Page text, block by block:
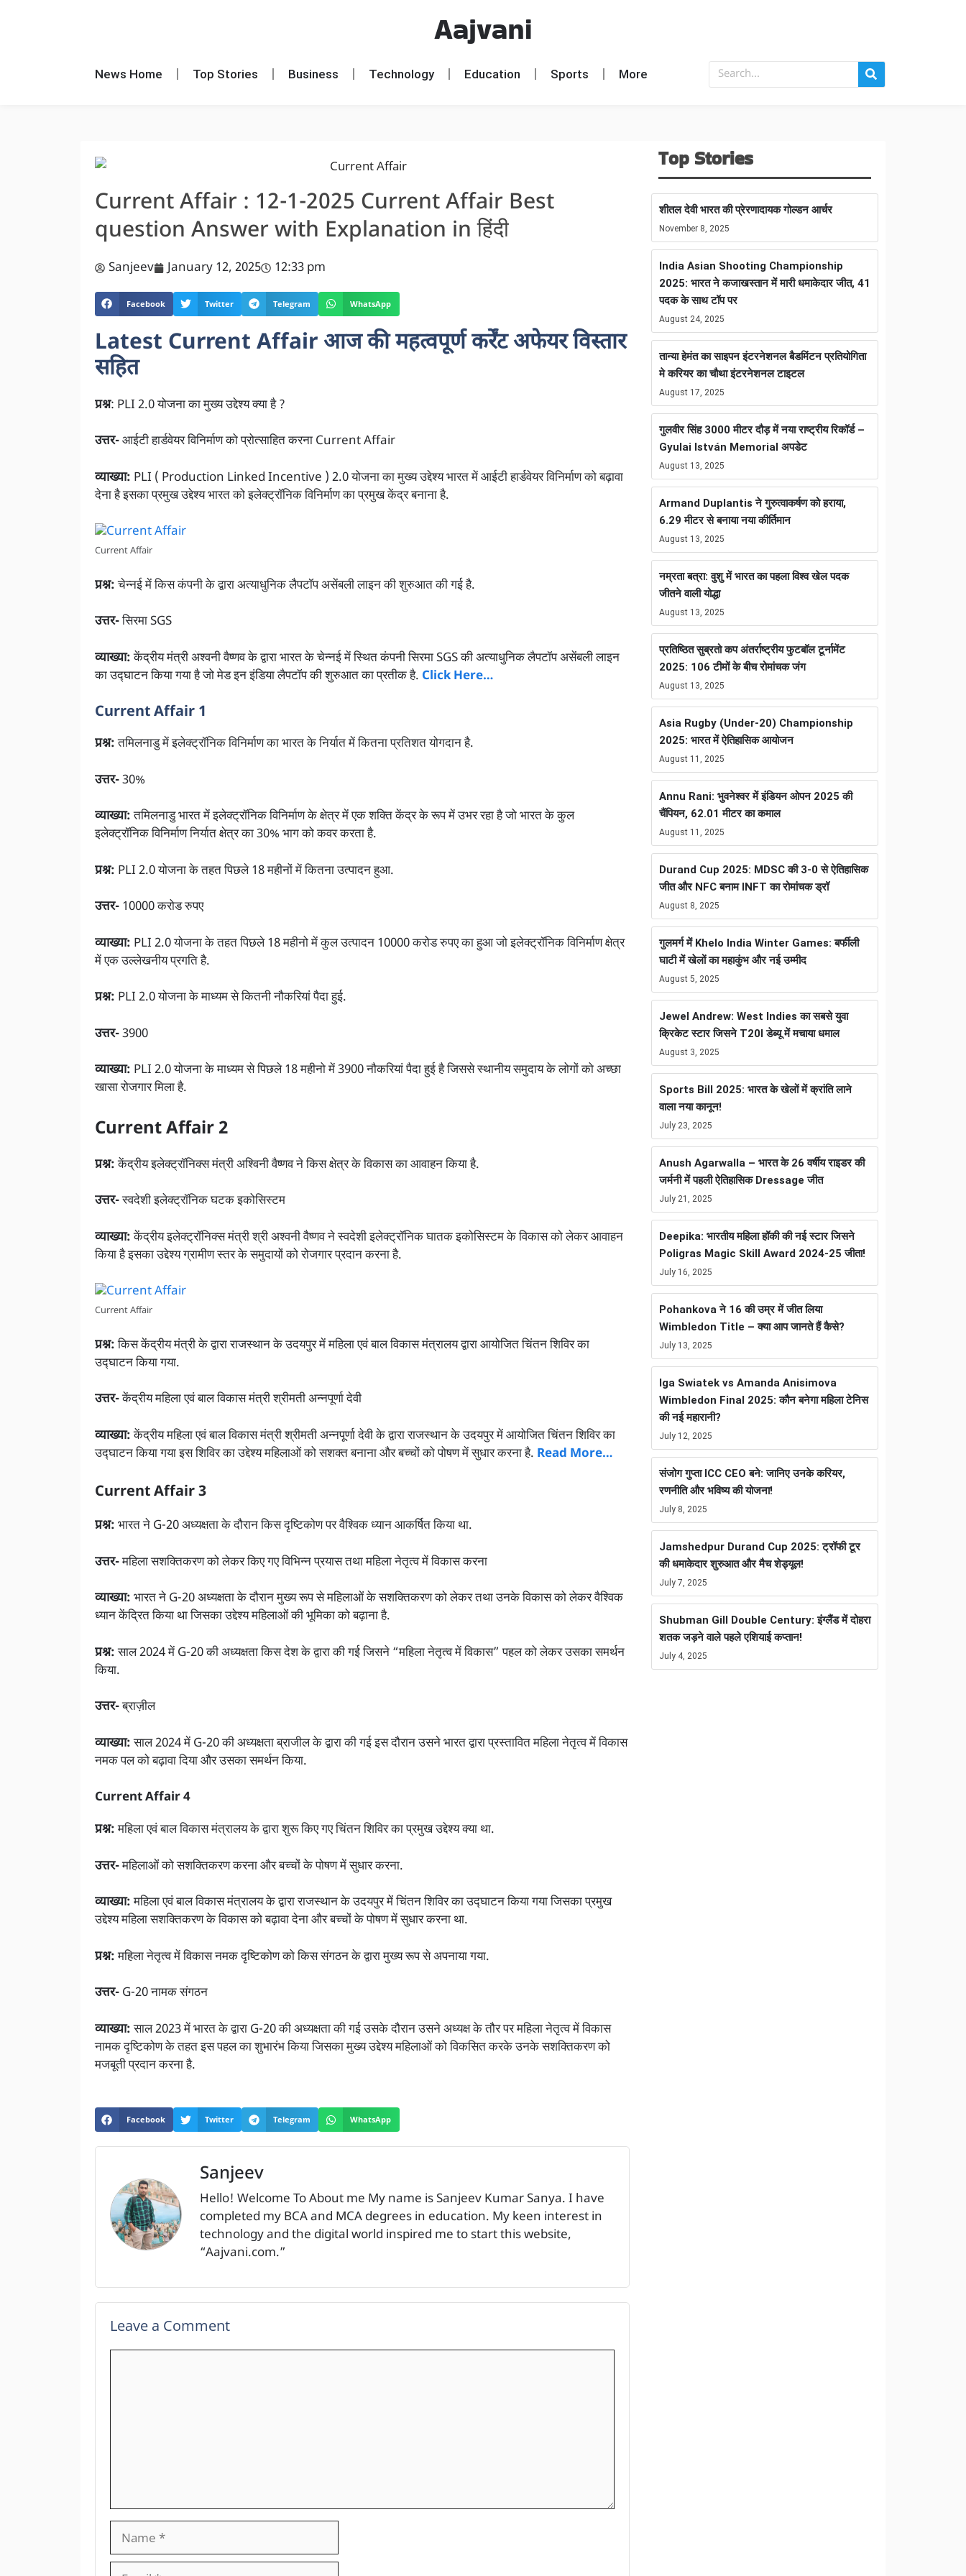
Aajvani
News Home Top Stories Business Technology Education Sports More
Current Affair : 12-1-2025 Current Affair Best
question Answer with Explanation in हिंदी
Sanjeev January 12, 2025 12:33 pm
Facebook Twitter Telegram WhatsApp
Latest Current Affair आज की महत्वपूर्ण कर्रेंट अफेयर विस्तार
सहित
प्रश्न: PLI 2.0 योजना का मुख्य उद्देश्य क्या है ?
उत्तर-आईटी हार्डवेयर विनिर्माण को प्रोत्साहित करना Current Affair
व्याख्या: PLI ( Production Linked Incentive ) 2.0 योजना का मुख्य उद्देश्य भारत में आईटी हार्डवेयर विनिर्माण को बढ़ावा
देना है इसका प्रमुख उद्देश्य भारत को इलेक्ट्रॉनिक विनिर्माण का प्रमुख केंद्र बनाना है.
Current Affair
प्रश्न:चेन्नई में किस कंपनी के द्वारा अत्याधुनिक लैपटॉप असेंबली लाइन की शुरुआत की गई है.
उत्तर-सिरमा SGS
व्याख्या:केंद्रीय मंत्री अश्वनी वैष्णव के द्वारा भारत के चेन्नई में स्थित कंपनी सिरमा SGS की अत्याधुनिक लैपटॉप असेंबली लाइन
का उद्घाटन किया गया है जो मेड इन इंडिया लैपटॉप की शुरुआत का प्रतीक है. Click Here…
Current Affair 1
प्रश्न:तमिलनाडु में इलेक्ट्रॉनिक विनिर्माण का भारत के निर्यात में कितना प्रतिशत योगदान है.
उत्तर-30%
व्याख्या:तमिलनाडु भारत में इलेक्ट्रॉनिक विनिर्माण के क्षेत्र में एक शक्ति केंद्र के रूप में उभर रहा है जो भारत के कुल
इलेक्ट्रॉनिक विनिर्माण निर्यात क्षेत्र का 30% भाग को कवर करता है.
प्रश्न: PLI 2.0 योजना के तहत पिछले 18 महीनों में कितना उत्पादन हुआ.
उत्तर- 10000 करोड रुपए
व्याख्या: PLI 2.0 योजना के तहत पिछले 18 महीनो में कुल उत्पादन 10000 करोड रुपए का हुआ जो इलेक्ट्रॉनिक विनिर्माण क्षेत्र
में एक उल्लेखनीय प्रगति है.
प्रश्न: PLI 2.0 योजना के माध्यम से कितनी नौकरियां पैदा हुई.
उत्तर-3900
व्याख्या: PLI 2.0 योजना के माध्यम से पिछले 18 महीनो में 3900 नौकरियां पैदा हुई है जिससे स्थानीय समुदाय के लोगों को अच्छा
खासा रोजगार मिला है.
Current Affair 2
प्रश्न:केंद्रीय इलेक्ट्रॉनिक्स मंत्री अश्विनी वैष्णव ने किस क्षेत्र के विकास का आवाहन किया है.
उत्तर-स्वदेशी इलेक्ट्रॉनिक घटक इकोसिस्टम
व्याख्या:केंद्रीय इलेक्ट्रॉनिक्स मंत्री श्री अश्वनी वैष्णव ने स्वदेशी इलेक्ट्रॉनिक घातक इकोसिस्टम के विकास को लेकर आवाहन
किया है इसका उद्देश्य ग्रामीण स्तर के समुदायों को रोजगार प्रदान करना है.
Current Affair
प्रश्न:किस केंद्रीय मंत्री के द्वारा राजस्थान के उदयपुर में महिला एवं बाल विकास मंत्रालय द्वारा आयोजित चिंतन शिविर का
उद्घाटन किया गया.
उत्तर-केंद्रीय महिला एवं बाल विकास मंत्री श्रीमती अन्नपूर्णा देवी
व्याख्या:केंद्रीय महिला एवं बाल विकास मंत्री श्रीमती अन्नपूर्णा देवी के द्वारा राजस्थान के उदयपुर में आयोजित चिंतन शिविर का
उद्घाटन किया गया इस शिविर का उद्देश्य महिलाओं को सशक्त बनाना और बच्चों को पोषण में सुधार करना है. Read More…
Current Affair 3
प्रश्न: भारत ने G-20 अध्यक्षता के दौरान किस दृष्टिकोण पर वैश्विक ध्यान आकर्षित किया था.
उत्तर-महिला सशक्तिकरण को लेकर किए गए विभिन्न प्रयास तथा महिला नेतृत्व में विकास करना
व्याख्या: भारत ने G-20 अध्यक्षता के दौरान मुख्य रूप से महिलाओं के सशक्तिकरण को लेकर तथा उनके विकास को लेकर वैश्विक
ध्यान केंद्रित किया था जिसका उद्देश्य महिलाओं की भूमिका को बढ़ाना है.
प्रश्न:साल 2024 में G-20 की अध्यक्षता किस देश के द्वारा की गई जिसने “महिला नेतृत्व में विकास” पहल को लेकर उसका समर्थन
किया.
उत्तर-ब्राज़ील
व्याख्या:साल 2024 में G-20 की अध्यक्षता ब्राजील के द्वारा की गई इस दौरान उसने भारत द्वारा प्रस्तावित महिला नेतृत्व में विकास
नमक पल को बढ़ावा दिया और उसका समर्थन किया.
Current Affair 4
प्रश्न:महिला एवं बाल विकास मंत्रालय के द्वारा शुरू किए गए चिंतन शिविर का प्रमुख उद्देश्य क्या था.
उत्तर-महिलाओं को सशक्तिकरण करना और बच्चों के पोषण में सुधार करना.
व्याख्या:महिला एवं बाल विकास मंत्रालय के द्वारा राजस्थान के उदयपुर में चिंतन शिविर का उद्घाटन किया गया जिसका प्रमुख
उद्देश्य महिला सशक्तिकरण के विकास को बढ़ावा देना और बच्चों के पोषण में सुधार करना था.
प्रश्न:महिला नेतृत्व में विकास नमक दृष्टिकोण को किस संगठन के द्वारा मुख्य रूप से अपनाया गया.
उत्तर- G-20 नामक संगठन
व्याख्या:साल 2023 में भारत के द्वारा G-20 की अध्यक्षता की गई उसके दौरान उसने अध्यक्ष के तौर पर महिला नेतृत्व में विकास
नामक दृष्टिकोण के तहत इस पहल का शुभारंभ किया जिसका मुख्य उद्देश्य महिलाओं को विकसित करके उनके सशक्तिकरण को
मजबूती प्रदान करना है.
Facebook Twitter Telegram WhatsApp
Sanjeev
Hello! Welcome To About me My name is Sanjeev Kumar Sanya. I have
completed my BCA and MCA degrees in education. My keen interest in
technology and the digital world inspired me to start this website,
“Aajvani.com.”
Leave a Comment
Top Stories
शीतल देवी भारत की प्रेरणादायक गोल्डन आर्चर
November 8, 2025
India Asian Shooting Championship
2025: भारत ने कजाखस्तान में मारी धमाकेदार जीत, 41
पदक के साथ टॉप पर
August 24, 2025
तान्या हेमंत का साइपन इंटरनेशनल बैडमिंटन प्रतियोगिता
मे करियर का चौथा इंटरनेशनल टाइटल
August 17, 2025
गुलवीर सिंह 3000 मीटर दौड़ में नया राष्ट्रीय रिकॉर्ड –
Gyulai István Memorial अपडेट
August 13, 2025
Armand Duplantis ने गुरुत्वाकर्षण को हराया,
6.29 मीटर से बनाया नया कीर्तिमान
August 13, 2025
नम्रता बत्रा: वुशु में भारत का पहला विश्व खेल पदक
जीतने वाली योद्धा
August 13, 2025
प्रतिष्ठित सुब्रतो कप अंतर्राष्ट्रीय फुटबॉल टूर्नामेंट
2025: 106 टीमों के बीच रोमांचक जंग
August 13, 2025
Asia Rugby (Under-20) Championship
2025: भारत में ऐतिहासिक आयोजन
August 11, 2025
Annu Rani: भुवनेश्वर में इंडियन ओपन 2025 की
चैंपियन, 62.01 मीटर का कमाल
August 11, 2025
Durand Cup 2025: MDSC की 3-0 से ऐतिहासिक
जीत और NFC बनाम INFT का रोमांचक ड्रॉ
August 8, 2025
गुलमर्ग में Khelo India Winter Games: बर्फीली
घाटी में खेलों का महाकुंभ और नई उम्मीद
August 5, 2025
Jewel Andrew: West Indies का सबसे युवा
क्रिकेट स्टार जिसने T20I डेब्यू में मचाया धमाल
August 3, 2025
Sports Bill 2025: भारत के खेलों में क्रांति लाने
वाला नया कानून!
July 23, 2025
Anush Agarwalla – भारत के 26 वर्षीय राइडर की
जर्मनी में पहली ऐतिहासिक Dressage जीत
July 21, 2025
Deepika: भारतीय महिला हॉकी की नई स्टार जिसने
Poligras Magic Skill Award 2024-25 जीता!
July 16, 2025
Pohankova ने 16 की उम्र में जीत लिया
Wimbledon Title – क्या आप जानते हैं कैसे?
July 13, 2025
Iga Swiatek vs Amanda Anisimova
Wimbledon Final 2025: कौन बनेगा महिला टेनिस
की नई महारानी?
July 12, 2025
संजोग गुप्ता ICC CEO बने: जानिए उनके करियर,
रणनीति और भविष्य की योजना!
July 8, 2025
Jamshedpur Durand Cup 2025: ट्रॉफी टूर
की धमाकेदार शुरुआत और मैच शेड्यूल!
July 7, 2025
Shubman Gill Double Century: इंग्लैंड में दोहरा
शतक जड़ने वाले पहले एशियाई कप्तान!
July 4, 2025